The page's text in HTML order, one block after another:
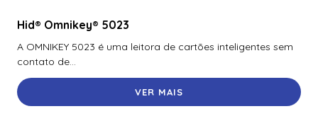
Hid® Omnikey® 5023
A OMNIKEY 5023 é uma leitora de cartões inteligentes sem
contato de...
VER MAIS